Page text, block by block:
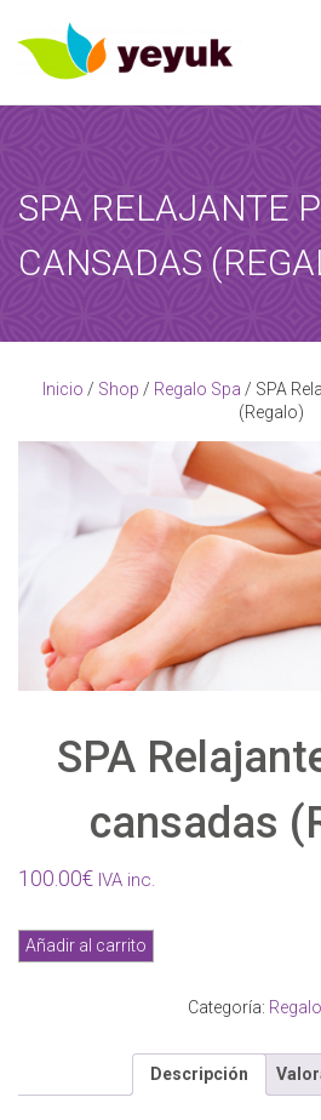
SPA RELAJANTE
CANSADAS
Inicio / Shop / Regalo Spa / SPA
(Regalo)
SPA
cansadas
100.00€ IVA inc.
SPA
Relajante
Añadir al carrito
Categoría:
Descripción